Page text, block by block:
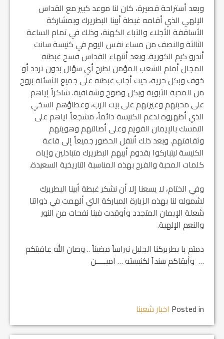
وبعد أستراحة قصيرة، كان لنا موعد كبير مع القداس
الإلهي الذي أقامه غبطة أبينا البطريرك وبمشاركة
الأساقفة الأجلاء والآباء الكهنة، وذلك في تمام الساعة
الثالثة والنصف من مساء نفس اليوم في كنيسة سانت
أندرو كيم الكورية. وبعد أنتهاء القداس فسح غبطته
المجال أمام الشعب المؤمن لطرح أي سؤال بدون تردد أو
خوف وبكل حرية، حيث أجاب غبطته على جميع الأسئلة بروح
من المحبة الأبوية وبكل وضوح وشفافية. شاكراً إياهم
على محبتهم وغيرتهم على بيت الرب، وعطاؤهم السخي
الذي أظهروه لدعم الكنيسة دائماً، مشجعاً اياهم على
التمسك بالإيمان القويم وعلى أصالتهم وهويتهم
وثقافتهم. وبعد ذلك أنتقل الحضور جميعاً إلى قاعة
الكنيسة ليتباركوا بقدوم أبيهم البطريرك متبادلين وإياه
كلمات المحبة والفرح بهذه المناسبة التاريخية السعيدة.
وفي الختام، لا يسعنا إلا أن نشكر غبطة أبينا البطريرك
لشموله لنا بهذه الزيارة المباركة التي ألهمت في ذواتنا
شعلة الإيمان المتجدد وأوقدت فينا نفحات من النور
والنعم الإلهية.
دمتم يا بطريركنا الجليل نبراساً مضيئاً .. وصان الله عافيتكم
… وأبقاكم سنداً لكنيسته … آميـــــن
Posted in اخبار شعبنا